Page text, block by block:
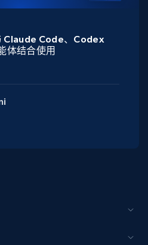
Claude Code、Codex
体结合使用